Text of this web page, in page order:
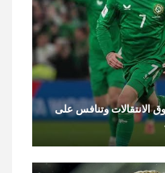
الانتقالات وتنافس على